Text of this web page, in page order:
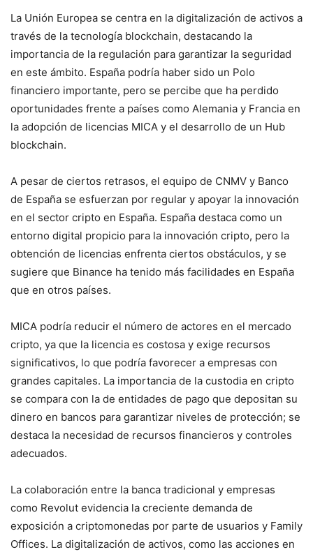
La Unión Europea se centra en la digitalización de activos a
través de la tecnología blockchain, destacando la
importancia de la regulación para garantizar la seguridad
en este ámbito. España podría haber sido un Polo
financiero importante, pero se percibe que ha perdido
oportunidades frente a países como Alemania y Francia en
la adopción de licencias MICA y el desarrollo de un Hub
blockchain.
A pesar de ciertos retrasos, el equipo de CNMV y Banco
de España se esfuerzan por regular y apoyar la innovación
en el sector cripto en España. España destaca como un
entorno digital propicio para la innovación cripto, pero la
obtención de licencias enfrenta ciertos obstáculos, y se
sugiere que Binance ha tenido más facilidades en España
que en otros países.
MICA podría reducir el número de actores en el mercado
cripto, ya que la licencia es costosa y exige recursos
significativos, lo que podría favorecer a empresas con
grandes capitales. La importancia de la custodia en cripto
se compara con la de entidades de pago que depositan su
dinero en bancos para garantizar niveles de protección; se
destaca la necesidad de recursos financieros y controles
adecuados.
La colaboración entre la banca tradicional y empresas
como Revolut evidencia la creciente demanda de
exposición a criptomonedas por parte de usuarios y Family
Offices. La digitalización de activos, como las acciones en